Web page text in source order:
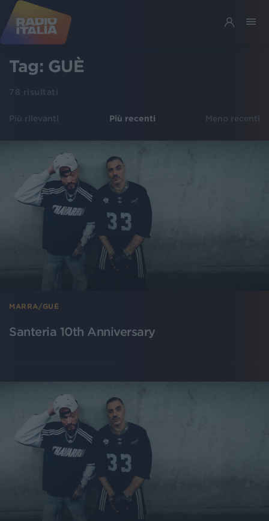
Tag: GUÈ
78 risultati
Più rilevanti Più recenti Meno recenti
MARRA/GUÈ
Santeria 10th Anniversary